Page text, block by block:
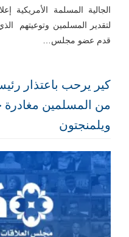
الجالية المسلمة الأمريكية
لتقدير المسلمين وتوعيتهم الذي
قدم عضو مجلس…
كير يرحب باعتذار
من المسلمين مغادرة
ويلمنجتون